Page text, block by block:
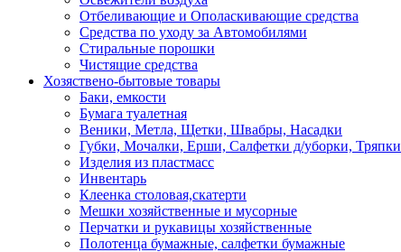
Отбеливающие и Ополаскивающие средства
Средства по уходу за Автомобилями
Стиральные порошки
Чистящие средства
Хозяствено-бытовые товары
Баки, емкости
Бумага туалетная
Веники, Метла, Щетки, Швабры, Насадки
Губки, Мочалки, Ерши, Салфетки д/уборки, Тряпки
Изделия из пластмасс
Инвентарь
Клеенка столовая,скатерти
Мешки хозяйственные и мусорные
Перчатки и рукавицы хозяйственные
Полотенца бумажные, салфетки бумажные